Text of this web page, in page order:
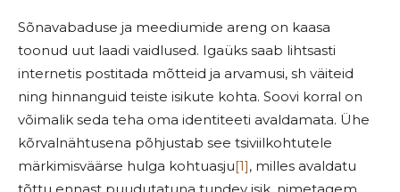
Sõnavabaduse ja meediumide areng on kaasa
toonud uut laadi vaidlused. Igaüks saab lihtsasti
internetis postitada mõtteid ja arvamusi, sh väiteid
ning hinnanguid teiste isikute kohta. Soovi korral on
võimalik seda teha oma identiteeti avaldamata. Ühe
kõrvalnähtusena põhjustab see tsiviilkohtutele
märkimisväärse hulga kohtuasju[1], milles avaldatu